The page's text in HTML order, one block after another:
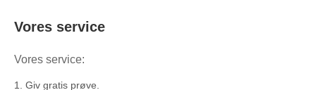
Vores service
Vores service:
1. Giv gratis prøve.